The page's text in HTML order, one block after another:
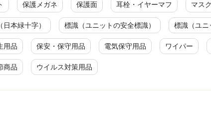
保護メガネ 保護面 耳栓・イヤーマフ マスク
日本緑十字） 標識（ユニットの安全標識） 標識（ユニ
用品 保安・保守用品 電気保守用品 ワイパー
商品 ウイルス対策用品